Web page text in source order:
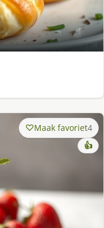
Maak favoriet4
👍